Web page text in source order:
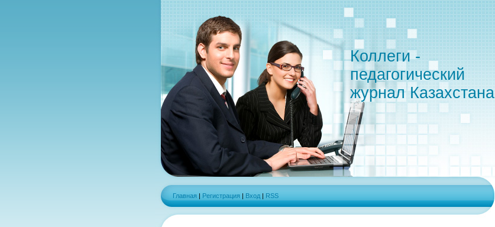
Коллеги -
педагогический
журнал Казахстана
Главная | Регистрация | Вход | RSS